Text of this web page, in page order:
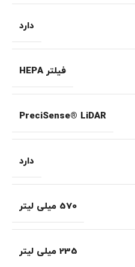
دارد
فیلتر HEPA
PreciSense® LiDAR
دارد
570 میلی لیتر
235 میلی لیتر